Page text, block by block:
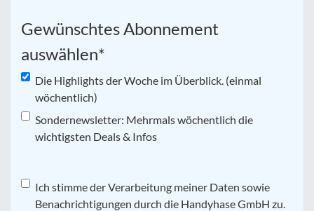
Gewünschtes Abonnement
auswählen*
Die Highlights der Woche im Überblick. (einmal
wöchentlich)
Sondernewsletter: Mehrmals wöchentlich die
wichtigsten Deals & Infos
Datenschutz*
Ich stimme der Verarbeitung meiner Daten sowie
Benachrichtigungen durch die Handyhase GmbH zu.